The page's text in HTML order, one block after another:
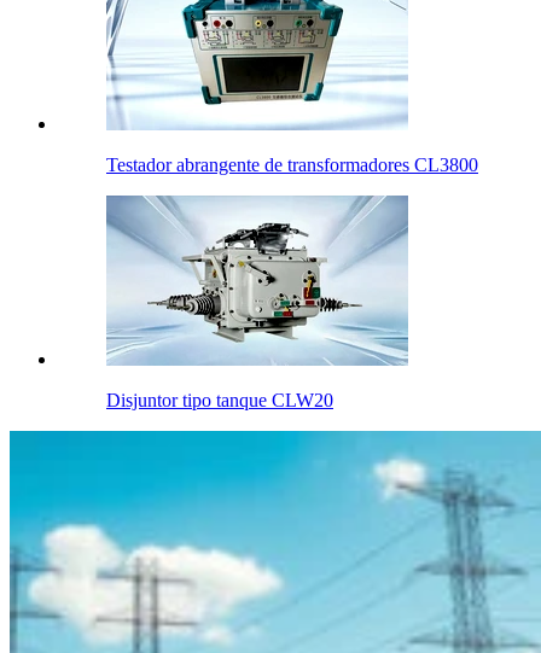
Testador abrangente de transformadores CL3800
Disjuntor tipo tanque CLW20